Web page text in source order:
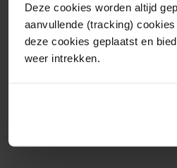
Deze cookies worden altijd
aanvullende (tracking)
deze cookies geplaatst en
weer intrekken.